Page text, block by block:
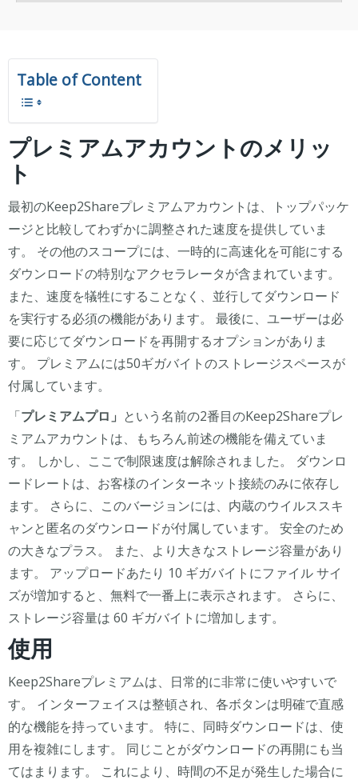
Table of Content
プレミアムアカウントのメリッ
ト
最初のKeep2Shareプレミアムアカウントは、トップパッケ
ージと比較してわずかに調整された速度を提供していま
す。 その他のスコープには、一時的に高速化を可能にする
ダウンロードの特別なアクセラレータが含まれています。
また、速度を犠牲にすることなく、並行してダウンロード
を実行する必須の機能があります。 最後に、ユーザーは必
要に応じてダウンロードを再開するオプションがありま
す。 プレミアムには50ギガバイトのストレージスペースが
付属しています。
「プレミアムプロ」 という名前の2番目のKeep2Shareプレ
ミアムアカウントは、もちろん前述の機能を備えていま
す。 しかし、ここで制限速度は解除されました。 ダウンロ
ードレートは、お客様のインターネット接続のみに依存し
ます。 さらに、このバージョンには、内蔵のウイルススキ
ャンと匿名のダウンロードが付属しています。 安全のため
の大きなプラス。 また、より大きなストレージ容量があり
ます。 アップロードあたり 10 ギガバイトにファイル サイ
ズが増加すると、無料で一番上に表示されます。 さらに、
ストレージ容量は 60 ギガバイトに増加します。
使用
Keep2Shareプレミアムは、日常的に非常に使いやすいで
す。 インターフェイスは整頓され、各ボタンは明確で直感
的な機能を持っています。 特に、同時ダウンロードは、使
用を複雑にします。 同じことがダウンロードの再開にも当
てはまります。 これにより、時間の不足が発生した場合に